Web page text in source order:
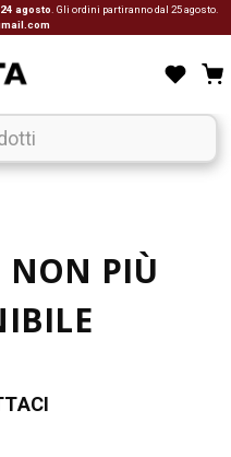
agosto . Gli ordini partiranno dal 25 agosto.
NON PIÙ